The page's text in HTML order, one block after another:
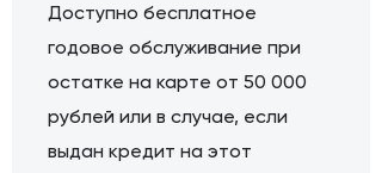
Доступно бесплатное
годовое обслуживание при
остатке на карте от 50 000
рублей или в случае, если
выдан кредит на этот